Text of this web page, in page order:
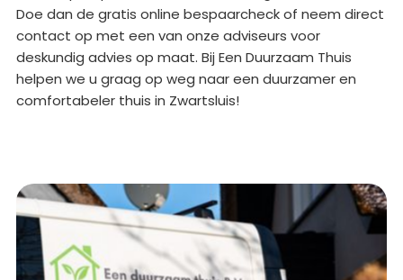
Doe dan de gratis online bespaarcheck of neem direct
contact op met een van onze adviseurs voor
deskundig advies op maat. Bij Een Duurzaam Thuis
helpen we u graag op weg naar een duurzamer en
comfortabeler thuis in Zwartsluis!